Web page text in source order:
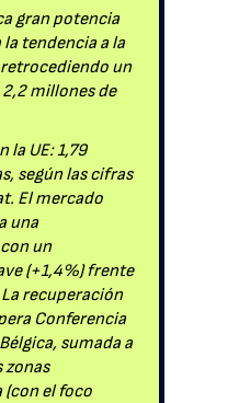
gran potencia
tendencia a la
un
millones de
la UE: 1,79
según las cifras
El mercado
una
un
(+1,4%) frente
recuperación
Conferencia
sumada a
zonas
el foco